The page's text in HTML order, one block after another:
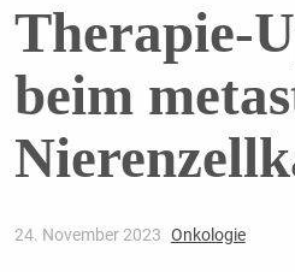
Therapie-
beim
24. November 2023 Onkologie